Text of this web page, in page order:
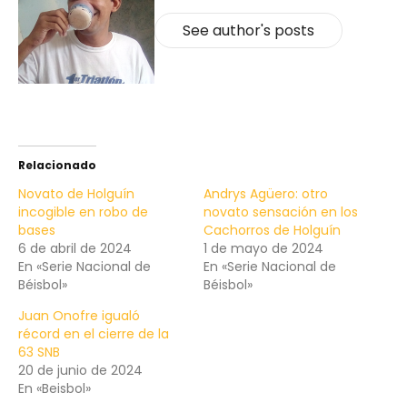
See author's posts
Relacionado
Novato de Holguín
incogible en robo de
bases
6 de abril de 2024
En «Serie Nacional de
Béisbol»
Andrys Agüero: otro
novato sensación en los
Cachorros de Holguín
1 de mayo de 2024
En «Serie Nacional de
Béisbol»
Juan Onofre igualó
récord en el cierre de la
63 SNB
20 de junio de 2024
En «Beisbol»